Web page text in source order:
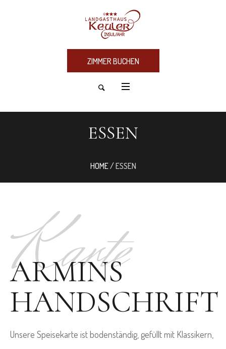
ZIMMER BUCHEN
ESSEN
HOME/ESSEN
Karte
ARMINS
HANDSCHRIFT
Unsere Speisekarte ist bodenständig, gefüllt mit Klassikern,